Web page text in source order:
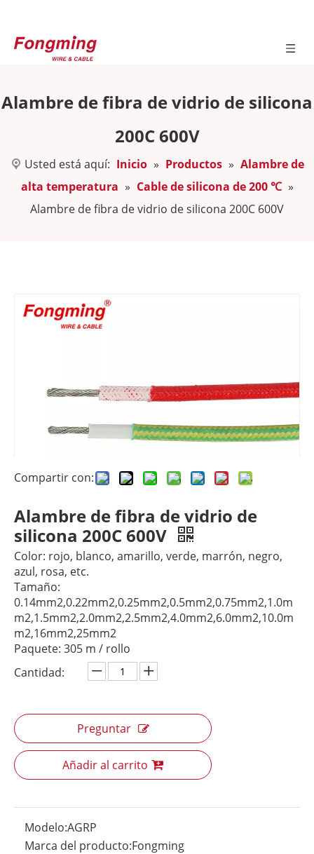
Alambre de fibra de vidrio de silicona
200C 600V
Usted está aquí: Inicio » Productos » Alambre de
alta temperatura » Cable de silicona de 200 ℃ »
Alambre de fibra de vidrio de silicona 200C 600V
Compartir con:
Alambre de fibra de vidrio de
silicona 200C 600V
Color: rojo, blanco, amarillo, verde, marrón, negro,
azul, rosa, etc.
Tamaño:
0.14mm2,0.22mm2,0.25mm2,0.5mm2,0.75mm2,1.0m
m2,1.5mm2,2.0mm2,2.5mm2,4.0mm2,6.0mm2,10.0m
m2,16mm2,25mm2
Paquete: 305 m / rollo
Cantidad:
Preguntar
Añadir al carrito
Modelo:AGRP
Marca del producto:Fongming